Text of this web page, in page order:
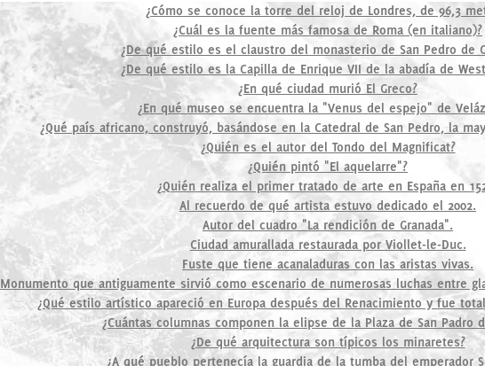
¿Cómo se conoce la torre del reloj de Londres, de 96,3
¿Cuál es la fuente más famosa de Roma (en italiano)?
¿De qué estilo es el claustro del monasterio de San Pedro de
¿De qué estilo es la Capilla de Enrique VII de la abadía de
¿En qué ciudad murió El Greco?
¿En qué museo se encuentra la "Venus del espejo" de
¿Qué país africano, construyó, basándose en la Catedral de San Pedro, la
¿Quién es el autor del Tondo del Magnificat?
¿Quién pintó "El aquelarre"?
¿Quién realiza el primer tratado de arte en España en
Al recuerdo de qué artista estuvo dedicado el 2002.
Autor del cuadro "La rendición de Granada".
Ciudad amurallada restaurada por Viollet-le-Duc.
Fuste que tiene acanaladuras con las aristas vivas.
Monumento que antiguamente sirvió como escenario de numerosas luchas entre
¿Qué estilo artístico apareció en Europa después del Renacimiento y fue
¿Cuántas columnas componen la elipse de la Plaza de San Padro
¿De qué arquitectura son típicos los minaretes?
¿A qué pueblo pertenecía la guardia de la tumba del emperador